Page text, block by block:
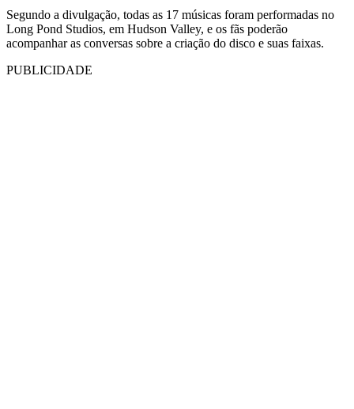
Segundo a divulgação, todas as 17 músicas foram performadas no
Long Pond Studios, em Hudson Valley, e os fãs poderão
acompanhar as conversas sobre a criação do disco e suas faixas.
PUBLICIDADE